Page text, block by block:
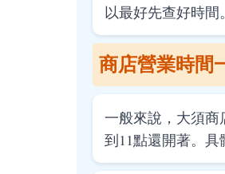
以最好先查好時間。
商店營業時間
一般來說，大須
到11點還開著。具